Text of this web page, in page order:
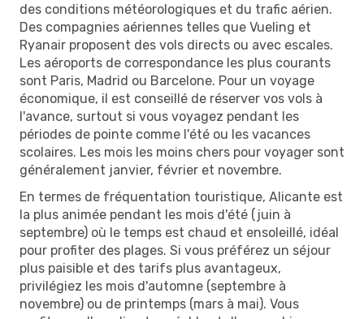
des conditions météorologiques et du trafic aérien.
Des compagnies aériennes telles que Vueling et
Ryanair proposent des vols directs ou avec escales.
Les aéroports de correspondance les plus courants
sont Paris, Madrid ou Barcelone. Pour un voyage
économique, il est conseillé de réserver vos vols à
l'avance, surtout si vous voyagez pendant les
périodes de pointe comme l'été ou les vacances
scolaires. Les mois les moins chers pour voyager sont
généralement janvier, février et novembre.
En termes de fréquentation touristique, Alicante est
la plus animée pendant les mois d'été (juin à
septembre) où le temps est chaud et ensoleillé, idéal
pour profiter des plages. Si vous préférez un séjour
plus paisible et des tarifs plus avantageux,
privilégiez les mois d'automne (septembre à
novembre) ou de printemps (mars à mai). Vous